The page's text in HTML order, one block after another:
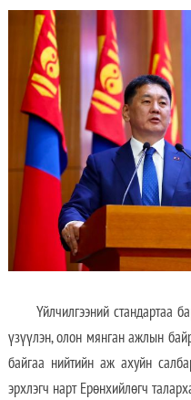
Үйлчилгээний стандартаа
үзүүлэн, олон мянган ажлын
байгаа нийтийн аж ахуйн
эрхлэгч нарт Ерөнхийлөгч